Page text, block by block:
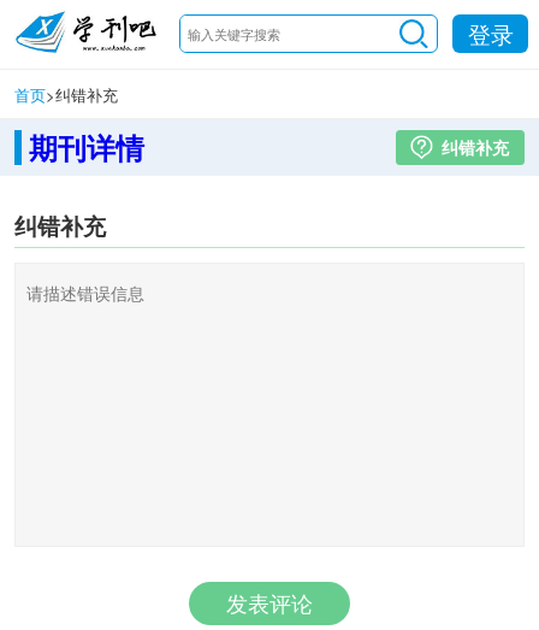
登录
首页>纠错补充
期刊详情 纠错补充
纠错补充
发表评论